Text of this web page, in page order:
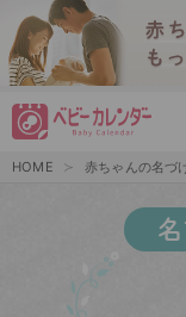
HOME 赤ちゃんの名づ